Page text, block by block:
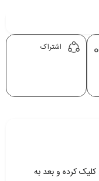
0 اشتراک
کرده و بعد به